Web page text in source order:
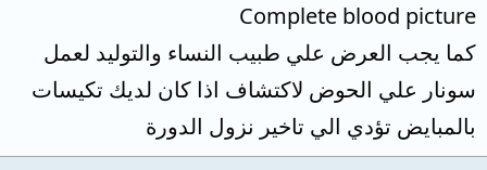
Complete blood picture
كما يجب العرض علي طبيب النساء والتوليد لعمل
سونار علي الحوض لاكتشاف اذا كان لديك تكيسات
بالمبايض تؤدي الي تاخير نزول الدورة